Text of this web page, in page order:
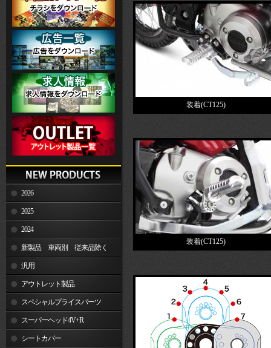
2026
2025
2024
新製品 車両別 従来品除く
汎用
アウトレット製品
スペシャルプライスパーツ
スーパーヘッド4V+R
シートカバー
装着(CT125)
装着(CT125)